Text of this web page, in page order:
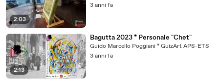
2:03
3 anni fa
2:13
Bagutta 2023 * Personale "Chet"
Guido Marcello Poggiani * GuizArt APS-ETS
3 anni fa